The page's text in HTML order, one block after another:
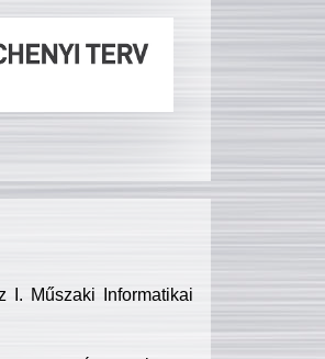
I. Műszaki Informatikai